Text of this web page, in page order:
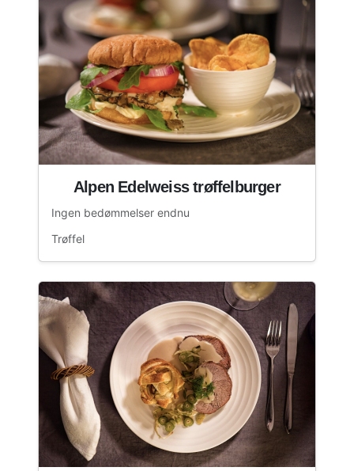
Alpen Edelweiss trøffelburger
Ingen bedømmelser endnu
Trøffel